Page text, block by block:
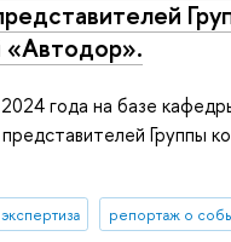
«Автодор».
года на базе
Группы
экспертиза репортаж о